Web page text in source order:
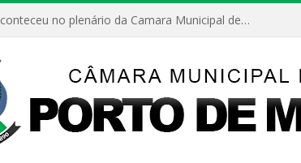
Hoje dia 05 de julho aconteceu no plenário da Camara Municipal de Porto de Moz a Sessão Solene de Abertura dos Trabalhos Legislativos 2º Período da 23ª Legislatura